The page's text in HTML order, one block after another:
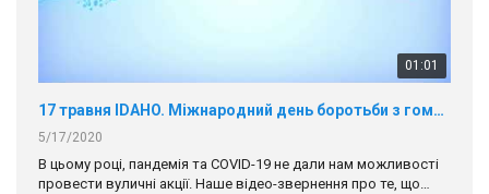
01:01
17 травня IDAHO. Міжнародний день боротьби з гомофобією трансфобією і біфобія.
5/17/2020
В цьому році, пандемія та COVІD-19 не дали нам можливості
провести вуличні акції. Наше відео-звернення про те, що